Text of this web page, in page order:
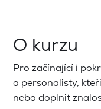
O kurzu
Pro začínající i
a personalisty,
nebo doplnit